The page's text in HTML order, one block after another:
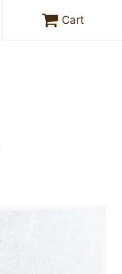
Cart